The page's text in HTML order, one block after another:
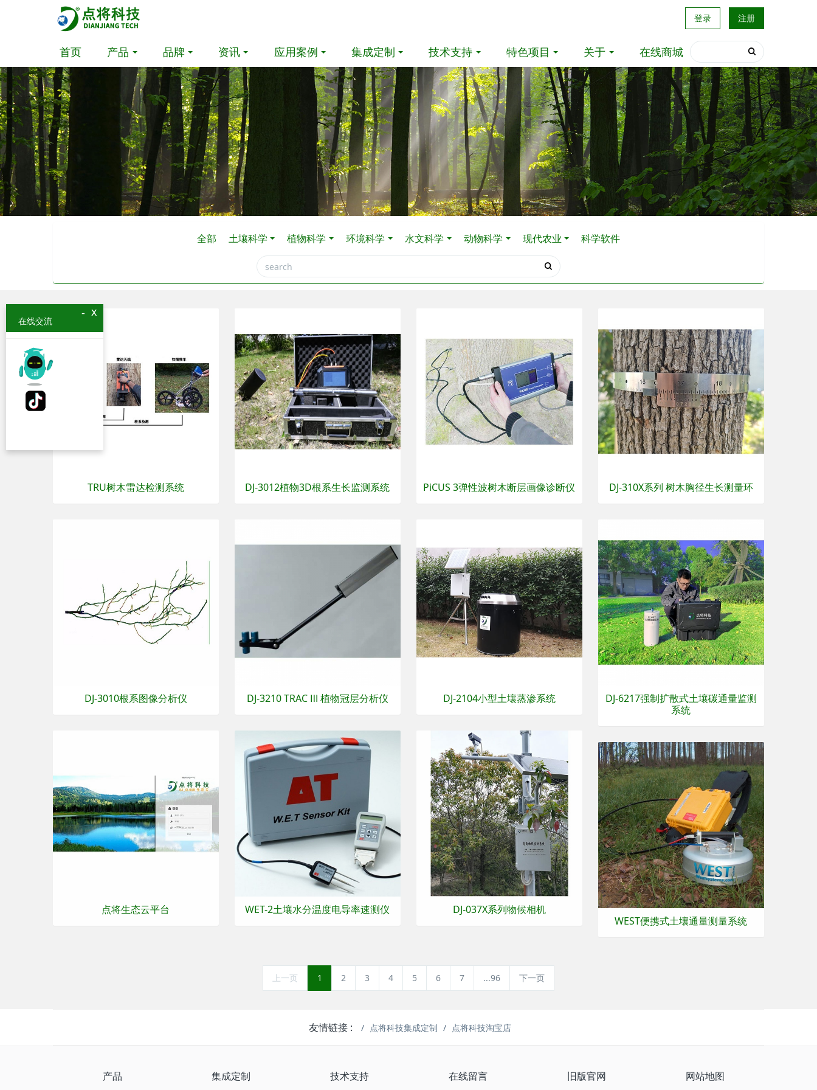
登录 注册
首页 产品 品牌 资讯 应用案例 集成定制 技术支持 特色项目 关于 在线商城
全部 土壤科学 植物科学 环境科学 水文科学 动物科学 现代农业 科学软件
TRU树木雷达检测系统 DJ-3012植物3D根系生长监测系统 PiCUS 3弹性波树木断层画像诊断仪 DJ-310X系列 树木胸径生长测量环
DJ-3010根系图像分析仪 DJ-3210 TRAC Ⅲ 植物冠层分析仪 DJ-2104小型土壤蒸渗系统
DJ-6217强制扩散式土壤碳通量监测
系统
点将生态云平台 WET-2土壤水分温度电导率速测仪
DJ-037X系列物候相机
WEST便携式土壤通量测量系统
上一页 1 2 3 4 5 6 7 ...96 下一页
友情链接 : 点将科技集成定制 点将科技淘宝店
产品 集成定制 技术支持 在线留言 旧版官网 网站地图
x
-
在线交流